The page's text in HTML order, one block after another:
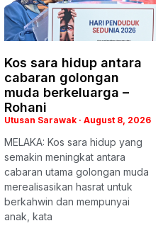
Kos sara hidup antara
cabaran golongan
muda berkeluarga –
Rohani
Utusan Sarawak August 8, 2026
MELAKA: Kos sara hidup yang
semakin meningkat antara
cabaran utama golongan muda
merealisasikan hasrat untuk
berkahwin dan mempunyai
anak, kata